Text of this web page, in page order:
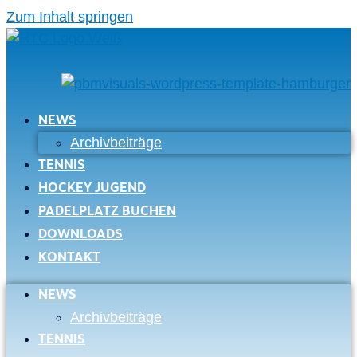
Zum Inhalt springen
NEWS
Archivbeiträge
TENNIS
HOCKEY JUGEND
PADELPLATZ BUCHEN
DOWNLOADS
KONTAKT
NEWS
Archivbeiträge
TENNIS